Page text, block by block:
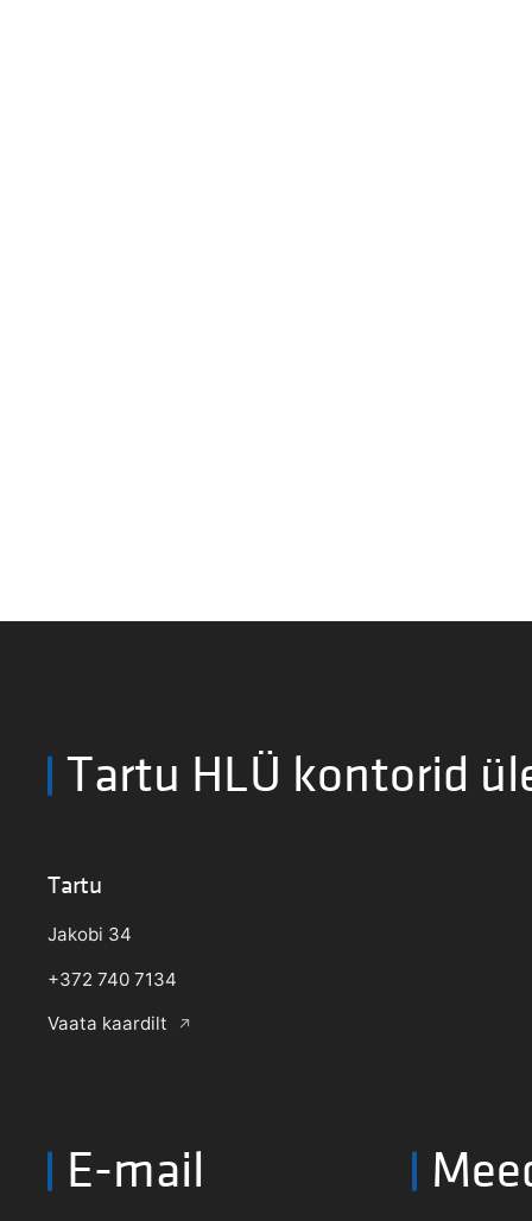
Tartu HLÜ kontorid
Tartu
Jakobi 34
+372 740 7134
Vaata kaardilt
E-mail